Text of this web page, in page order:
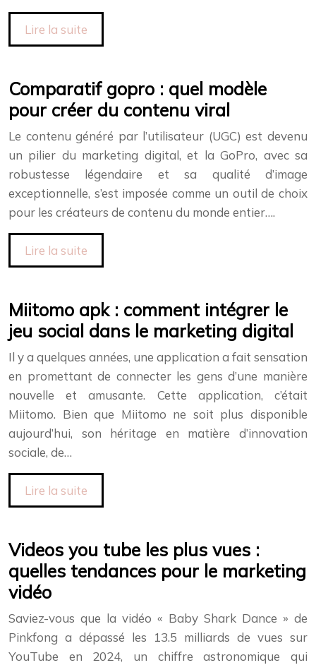
Lire la suite
Comparatif gopro : quel modèle
pour créer du contenu viral
Le contenu généré par l’utilisateur (UGC) est devenu
un pilier du marketing digital, et la GoPro, avec sa
robustesse légendaire et sa qualité d’image
exceptionnelle, s’est imposée comme un outil de choix
pour les créateurs de contenu du monde entier….
Lire la suite
Miitomo apk : comment intégrer le
jeu social dans le marketing digital
Il y a quelques années, une application a fait sensation
en promettant de connecter les gens d’une manière
nouvelle et amusante. Cette application, c’était
Miitomo. Bien que Miitomo ne soit plus disponible
aujourd’hui, son héritage en matière d’innovation
sociale, de…
Lire la suite
Videos you tube les plus vues :
quelles tendances pour le marketing
vidéo
Saviez-vous que la vidéo « Baby Shark Dance » de
Pinkfong a dépassé les 13.5 milliards de vues sur
YouTube en 2024, un chiffre astronomique qui